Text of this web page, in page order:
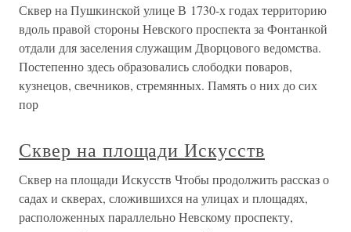
Сквер на Пушкинской улице В 1730-х годах территорию
вдоль правой стороны Невского проспекта за Фонтанкой
отдали для заселения служащим Дворцового ведомства.
Постепенно здесь образовались слободки поваров,
кузнецов, свечников, стремянных. Память о них до сих
пор
Сквер на площади Искусств
Сквер на площади Искусств Чтобы продолжить рассказ о
садах и скверах, сложившихся на улицах и площадях,
расположенных параллельно Невскому проспекту,